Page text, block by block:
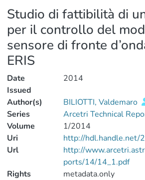
Studio di fattibilità di
per il controllo del
sensore di fronte
ERIS
Date
Issued
2014
Author(s)
BILIOTTI, Valdemaro
Series
Arcetri Technical
Volume
1/2014
Uri
http://hdl.handle.net/
Url
http://
ports/14/14_1.pdf
Rights
metadata.only